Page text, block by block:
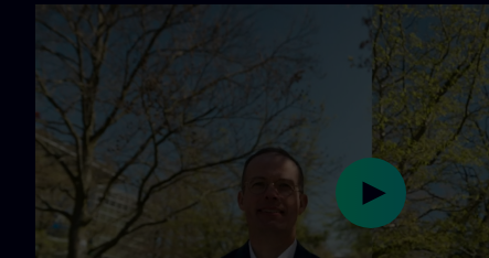
Play